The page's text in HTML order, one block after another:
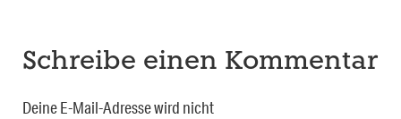
Schreibe einen Kommentar
Deine E-Mail-Adresse wird nicht